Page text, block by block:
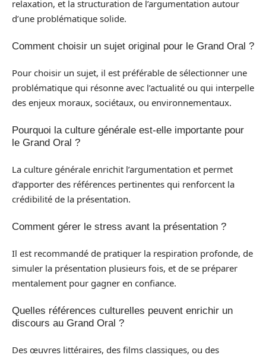
relaxation, et la structuration de l’argumentation autour
d’une problématique solide.
Comment choisir un sujet original pour le Grand Oral ?
Pour choisir un sujet, il est préférable de sélectionner une
problématique qui résonne avec l’actualité ou qui interpelle
des enjeux moraux, sociétaux, ou environnementaux.
Pourquoi la culture générale est-elle importante pour
le Grand Oral ?
La culture générale enrichit l’argumentation et permet
d’apporter des références pertinentes qui renforcent la
crédibilité de la présentation.
Comment gérer le stress avant la présentation ?
Il est recommandé de pratiquer la respiration profonde, de
simuler la présentation plusieurs fois, et de se préparer
mentalement pour gagner en confiance.
Quelles références culturelles peuvent enrichir un
discours au Grand Oral ?
Des œuvres littéraires, des films classiques, ou des